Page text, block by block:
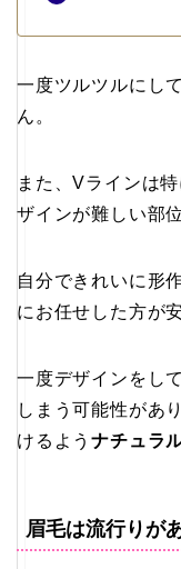
一度ツルツルにし
ん。
また、Vラインは
ザインが難しい部
自分できれいに形
にお任せした方が
一度デザインをし
しまう可能性があ
けるようナチュラ
眉毛は流行りが